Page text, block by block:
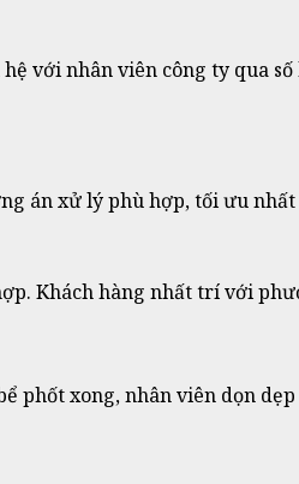
với nhân viên công ty qua
án xử lý phù hợp, tối ưu nhất
Khách hàng nhất trí với
xong, nhân viên dọn dẹp